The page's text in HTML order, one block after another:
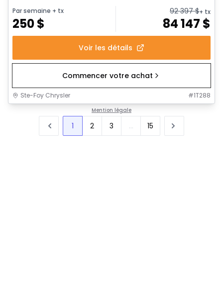
Par semaine + tx
250$
92 397$+ tx
84 147 $
Voir les détails
Commencer votre achat
Ste-Foy Chrysler #1T288
Mention légale
1 2 3 ... 15